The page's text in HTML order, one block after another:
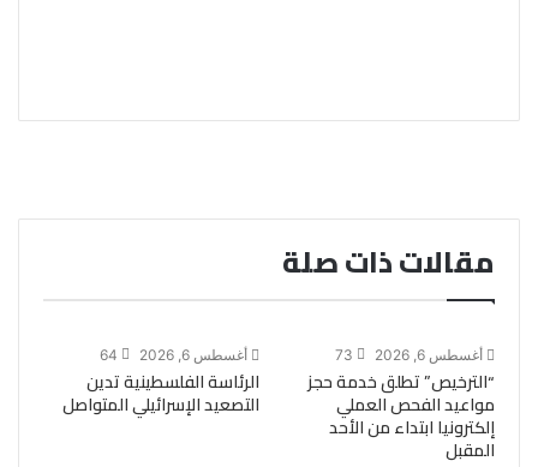
مقالات ذات صلة
أغسطس 6, 2026 73
“الترخيص” تطلق خدمة حجز
مواعيد الفحص العملي
إلكترونيا ابتداء من الأحد
المقبل
أغسطس 6, 2026 64
الرئاسة الفلسطينية تدين
التصعيد الإسرائيلي المتواصل